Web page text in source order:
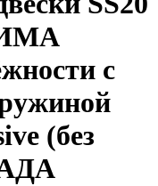
с
(без